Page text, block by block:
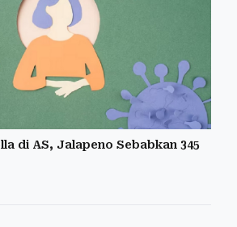
di AS, Jalapeno Sebabkan 345